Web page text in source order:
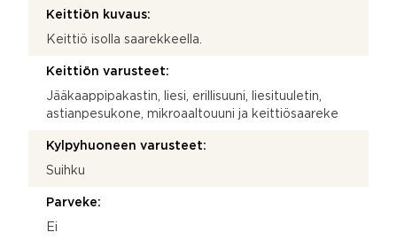
Keittiön kuvaus:
Keittiö isolla saarekkeella.
Keittiön varusteet:
Jääkaappipakastin, liesi, erillisuuni, liesituuletin,
astianpesukone, mikroaaltouuni ja keittiösaareke
Kylpyhuoneen varusteet:
Suihku
Parveke:
Ei